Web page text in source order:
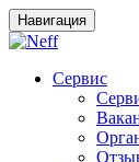
Навигация
Сервис